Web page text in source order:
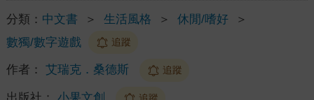
分類： 中文書 ＞ 生活風格 ＞ 休閒/嗜好
＞
數獨/數字遊戲
追蹤
作者： 艾瑞克．桑德斯 追蹤
出版社： 小果文創 追蹤